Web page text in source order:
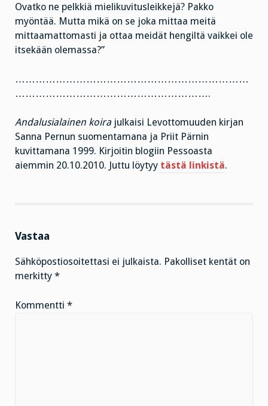
Ovatko ne pelkkiä mielikuvitusleikkejä? Pakko
myöntää. Mutta mikä on se joka mittaa meitä
mittaamattomasti ja ottaa meidät hengiltä vaikkei ole
itsekään olemassa?”
……………………………………………………………
………………………………………………….
Andalusialainen koira julkaisi Levottomuuden kirjan
Sanna Pernun suomentamana ja Priit Pärnin
kuvittamana 1999. Kirjoitin blogiin Pessoasta
aiemmin 20.10.2010. Juttu löytyy tästä linkistä.
Vastaa
Sähköpostiosoitettasi ei julkaista. Pakolliset kentät on
merkitty *
Kommentti *